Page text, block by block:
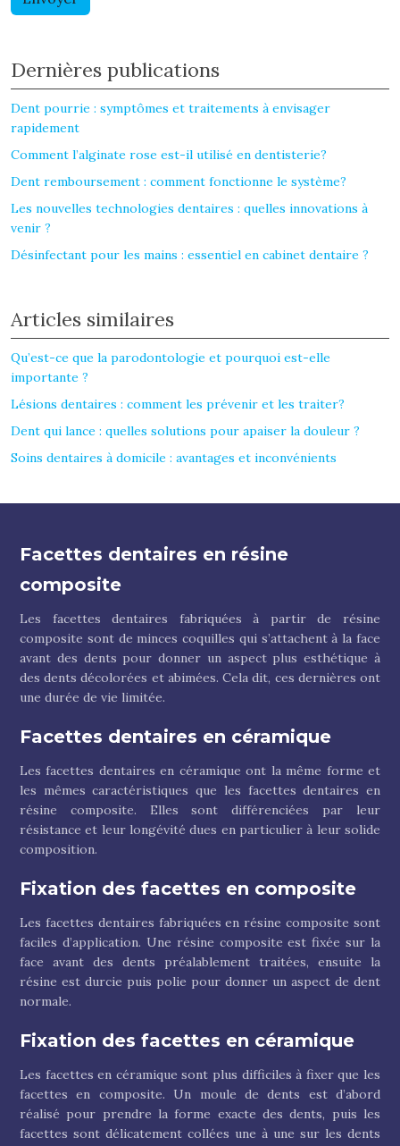
Dernières publications
Dent pourrie : symptômes et traitements à envisager
rapidement
Comment l’alginate rose est-il utilisé en dentisterie?
Dent remboursement : comment fonctionne le système?
Les nouvelles technologies dentaires : quelles innovations à
venir ?
Désinfectant pour les mains : essentiel en cabinet dentaire ?
Articles similaires
Qu’est-ce que la parodontologie et pourquoi est-elle
importante ?
Lésions dentaires : comment les prévenir et les traiter?
Dent qui lance : quelles solutions pour apaiser la douleur ?
Soins dentaires à domicile : avantages et inconvénients
Facettes dentaires en résine
composite
Les facettes dentaires fabriquées à partir de résine
composite sont de minces coquilles qui s’attachent à la face
avant des dents pour donner un aspect plus esthétique à
des dents décolorées et abimées. Cela dit, ces dernières ont
une durée de vie limitée.
Facettes dentaires en céramique
Les facettes dentaires en céramique ont la même forme et
les mêmes caractéristiques que les facettes dentaires en
résine composite. Elles sont différenciées par leur
résistance et leur longévité dues en particulier à leur solide
composition.
Fixation des facettes en composite
Les facettes dentaires fabriquées en résine composite sont
faciles d’application. Une résine composite est fixée sur la
face avant des dents préalablement traitées, ensuite la
résine est durcie puis polie pour donner un aspect de dent
normale.
Fixation des facettes en céramique
Les facettes en céramique sont plus difficiles à fixer que les
facettes en composite. Un moule de dents est d’abord
réalisé pour prendre la forme exacte des dents, puis les
facettes sont délicatement collées une à une sur les dents